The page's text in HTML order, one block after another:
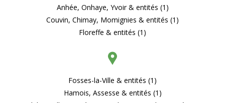
Anhée, Onhaye, Yvoir & entités (1)
Couvin, Chimay, Momignies & entités (1)
Floreffe & entités (1)
Fosses-la-Ville & entités (1)
Hamois, Assesse & entités (1)